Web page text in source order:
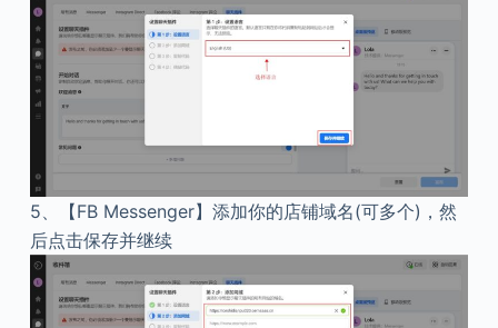
5、
【FB Messenger】添加你的店铺域名(可多个)，然
后点击保存并继续